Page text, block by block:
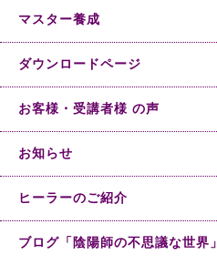
マスター養成
ダウンロードページ
お客様・受講者様 の声
お知らせ
ヒーラーのご紹介
ブログ「陰陽師の不思議な世界」